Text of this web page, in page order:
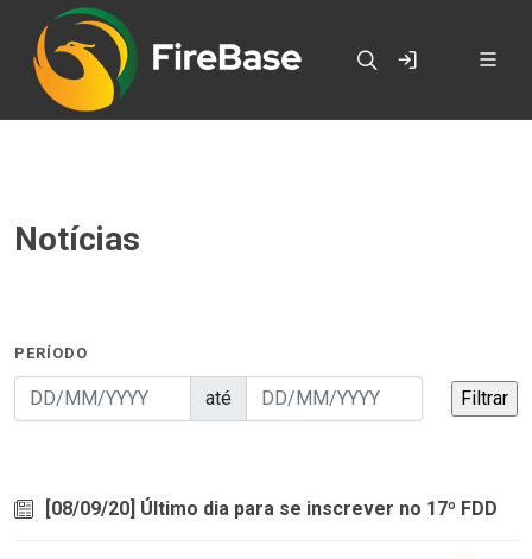
Notícias
PERÍODO
até
[08/09/20] Último dia para se inscrever no 17º FDD